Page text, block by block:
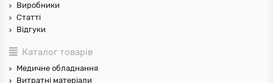
Виробники
Статті
Відгуки
Каталог товарів
Медичне обладнання
Витратні матеріали